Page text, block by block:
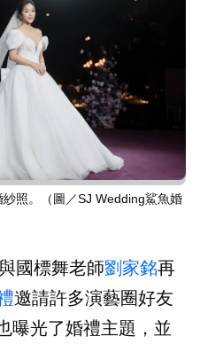
照。（圖／SJ Wedding鯊魚婚
國標舞老師劉家銘再
邀請許多演藝圈好友
曝光了婚禮主題，並